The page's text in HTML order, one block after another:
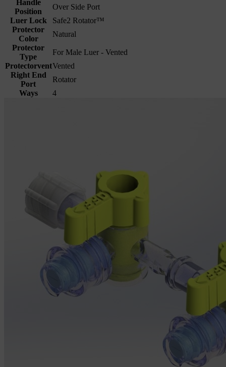
Handle
Position
Over Side Port
Luer Lock
Safe2 Rotator™
Protector
Color
Natural
Protector
Type
For Male Luer - Vented
ProtectorventVented
Right End
Port
Rotator
Ways
4